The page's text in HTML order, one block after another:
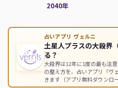
2040年
占いアプリ ヴェルニ
土星人プラスの大殺界
る？
大殺界は12年に1度の最も注
の整え方を、占いアプリ「ヴ
きます（アプリ無料ダウンロ